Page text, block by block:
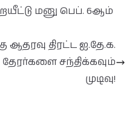
மனு பெப். 6ஆம்
ஆதரவு திரட்ட ஐ.தே.க.
சந்திக்கவும்
முடிவு!